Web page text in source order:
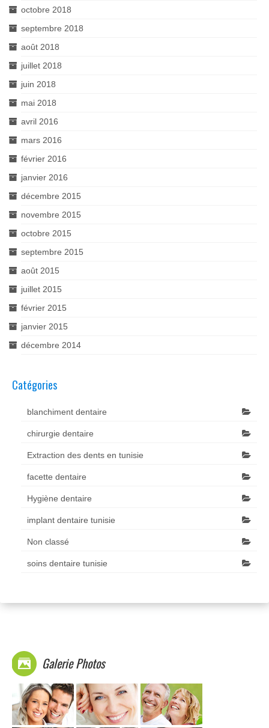
octobre 2018
septembre 2018
août 2018
juillet 2018
juin 2018
mai 2018
avril 2016
mars 2016
février 2016
janvier 2016
décembre 2015
novembre 2015
octobre 2015
septembre 2015
août 2015
juillet 2015
février 2015
janvier 2015
décembre 2014
Catégories
blanchiment dentaire
chirurgie dentaire
Extraction des dents en tunisie
facette dentaire
Hygiène dentaire
implant dentaire tunisie
Non classé
soins dentaire tunisie
Galerie Photos